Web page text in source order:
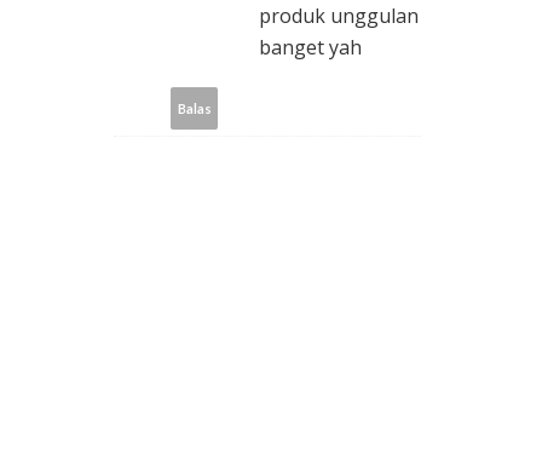
produk unggulan
banget yah
Balas